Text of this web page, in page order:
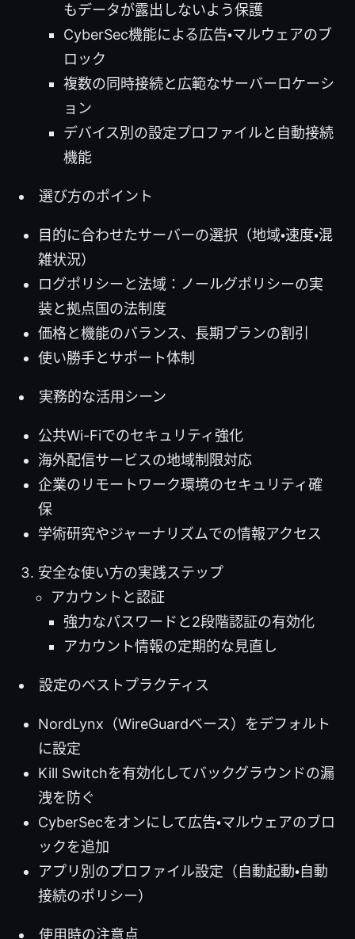
もデータが露出しないよう保護
CyberSec機能による広告・マルウェアのブ
ロック
複数の同時接続と広範なサーバーロケーシ
ョン
デバイス別の設定プロファイルと自動接続
機能
選び方のポイント
目的に合わせたサーバーの選択（地域・速度・混
雑状況）
ログポリシーと法域：ノールグポリシーの実
装と拠点国の法制度
価格と機能のバランス、長期プランの割引
使い勝手とサポート体制
実務的な活用シーン
公共Wi-Fiでのセキュリティ強化
海外配信サービスの地域制限対応
企業のリモートワーク環境のセキュリティ確
保
学術研究やジャーナリズムでの情報アクセス
安全な使い方の実践ステップ
アカウントと認証
強力なパスワードと2段階認証の有効化
アカウント情報の定期的な見直し
設定のベストプラクティス
NordLynx（WireGuardベース）をデフォルト
に設定
Kill Switchを有効化してバックグラウンドの漏
洩を防ぐ
CyberSecをオンにして広告・マルウェアのブロ
ックを追加
アプリ別のプロファイル設定（自動起動・自動
接続のポリシー）
使用時の注意点